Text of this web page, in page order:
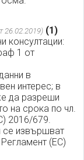
26.02.2019) (1)
консултации:
1 от
в
интерес; в
да разреши
на срока по чл.
2016/679.
се извършват
(ЕС)